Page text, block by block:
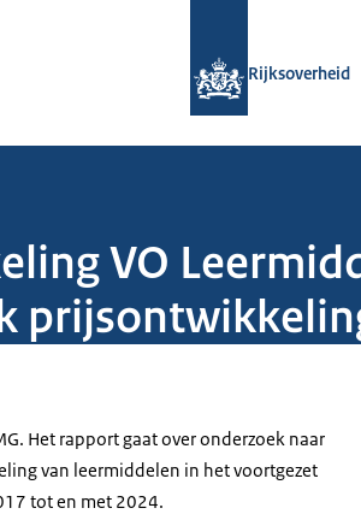
Rijksoverheid
VO
Het rapport gaat over onderzoek naar
van leermiddelen in het voortgezet
tot en met 2024.